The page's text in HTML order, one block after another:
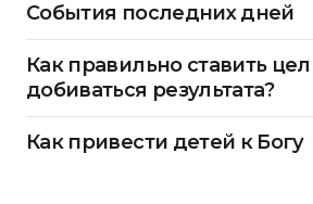
События последних дней
Как правильно ставить
добиваться результата?
Как привести детей к Богу